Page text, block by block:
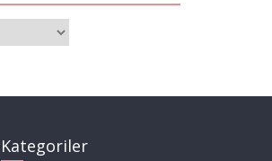
Kategoriler